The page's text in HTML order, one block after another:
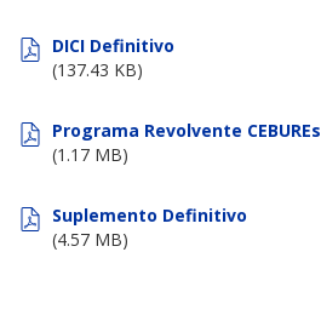
DICI Definitivo
(137.43 KB)
Programa Revolvente CEBUREs
(1.17 MB)
Suplemento Definitivo
(4.57 MB)